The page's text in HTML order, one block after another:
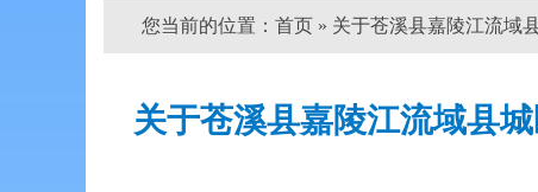
您当前的位置： 首页 » 关于苍溪县嘉陵江流域
关于苍溪县嘉陵江流域县